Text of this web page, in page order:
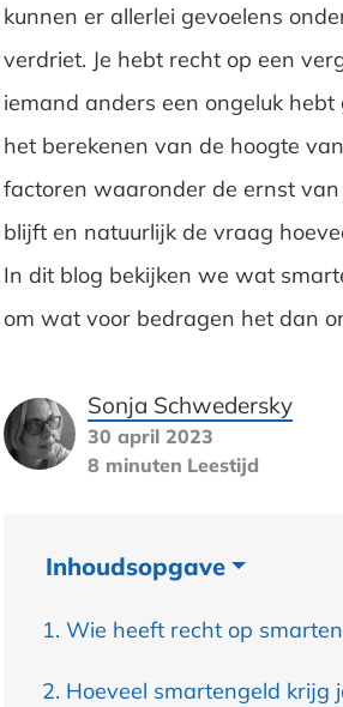
kunnen er allerlei gevoelens
verdriet. Je hebt recht op een
iemand anders een ongeluk
het berekenen van de hoogte
factoren waaronder de ernst
blijft en natuurlijk de vraag
In dit blog bekijken we wat
om wat voor bedragen het dan
Sonja Schwedersky
30 april 2023
8 minuten Leestijd
Inhoudsopgave
Wie heeft recht op
Hoeveel smartengeld krijg